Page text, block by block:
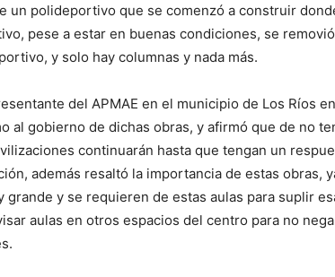
un polideportivo que se comenzó a construir
pese a estar en buenas condiciones, se
y solo hay columnas y nada más.
del APMAE en el municipio de Los Ríos
al gobierno de dichas obras, y afirmó que de no
continuarán hasta que tengan un
además resaltó la importancia de estas obras,
grande y se requieren de estas aulas para suplir
aulas en otros espacios del centro para no